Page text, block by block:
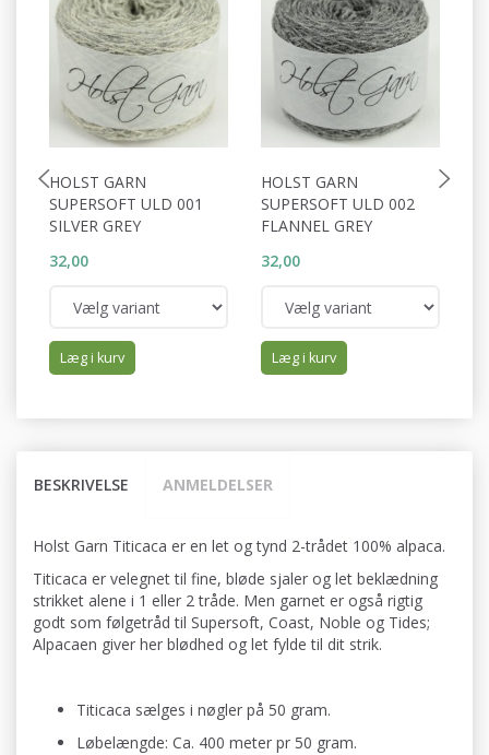
HOLST GARN
SUPERSOFT ULD 001
SILVER GREY
32,00
Læg i kurv
HOLST GARN
SUPERSOFT ULD 002
FLANNEL GREY
32,00
Læg i kurv
BESKRIVELSE ANMELDELSER
Holst Garn Titicaca er en let og tynd 2-trådet 100% alpaca.
Titicaca er velegnet til fine, bløde sjaler og let beklædning
strikket alene i 1 eller 2 tråde. Men garnet er også rigtig
godt som følgetråd til Supersoft, Coast, Noble og Tides;
Alpacaen giver her blødhed og let fylde til dit strik.
Titicaca sælges i nøgler på 50 gram.
Løbelængde: Ca. 400 meter pr 50 gram.